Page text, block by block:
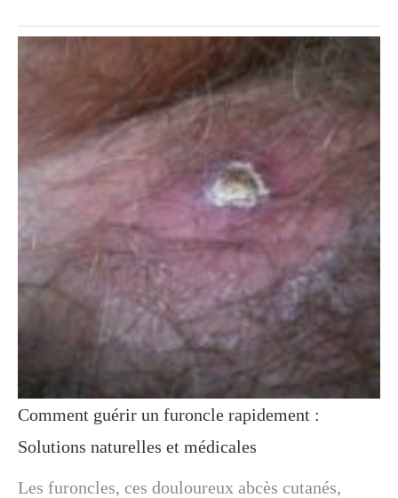
Comment guérir un furoncle rapidement :
Solutions naturelles et médicales
Les furoncles, ces douloureux abcès cutanés,